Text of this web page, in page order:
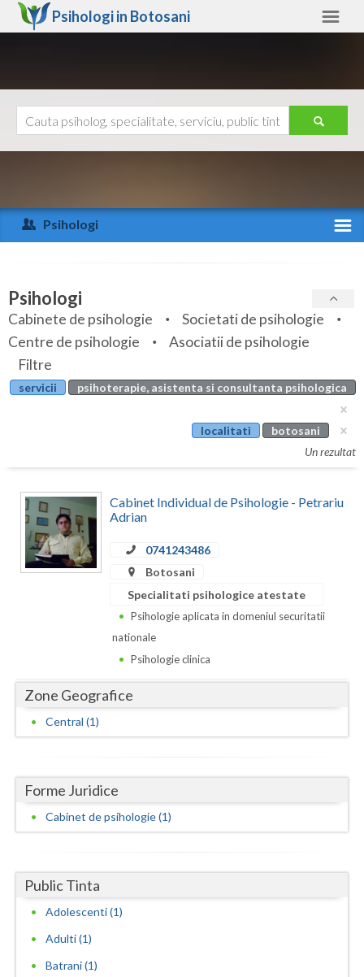
Psihologi in Botosani
Arad
Arges
Bihor
Bistrita-Nasaud
Botosani
Bucuresti
Buzau
Calarasi
Caras-Severin
Dambovita
Giurgiu
Gorj
Hunedoara
Ajutor
Psihologi
Specialitati
Servicii
Articole
Evenimente
Psihologi
Cabinete de psihologie
Societati de psihologie
Centre de psihologie
Asociatii de psihologie
Filtre
servicii psihoterapie, asistenta si consultanta psihologica
localitati
botosani
Un rezultat
Cabinet Individual de Psihologie - Petrariu
Adrian
0741243486
Botosani
Specialitati psihologice atestate
Psihologie aplicata in domeniul securitatii
nationale
Psihologie clinica
Zone Geografice
Central (1)
Forme Juridice
Cabinet de psihologie (1)
Public Tinta
Adolescenti (1)
Adulti (1)
Batrani (1)